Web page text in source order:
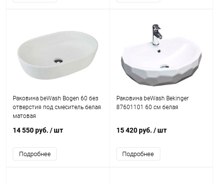
Раковина beWash Bogen 60 без
отверстия под смеситель белая
матовая
14 550 руб. / шт
Подробнее
Раковина beWash Bekinger
87601101 60 см белая
15 420 руб. / шт
Подробнее